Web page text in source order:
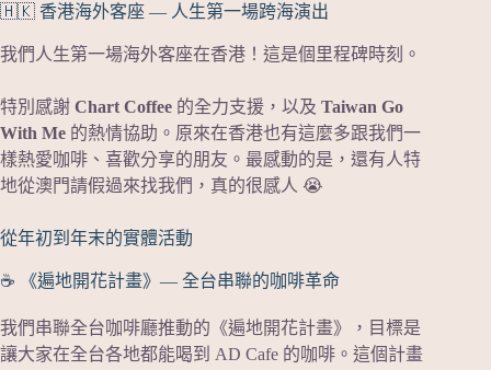
🇭🇰 香港海外客座 — 人生第一場跨海演出
我們人生第一場海外客座在香港！這是個里程碑時刻。
特別感謝 Chart Coffee 的全力支援，以及 Taiwan Go
With Me 的熱情協助。原來在香港也有這麼多跟我們一
樣熱愛咖啡、喜歡分享的朋友。最感動的是，還有人特
地從澳門請假過來找我們，真的很感人 😭
從年初到年末的實體活動
☕ 《遍地開花計畫》— 全台串聯的咖啡革命
我們串聯全台咖啡廳推動的《遍地開花計畫》，目標是
讓大家在全台各地都能喝到 AD Cafe 的咖啡。這個計畫